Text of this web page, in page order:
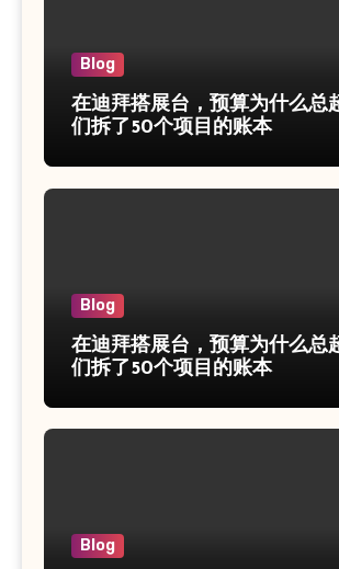
Blog
在迪拜搭展台，预算为什么总
们拆了50个项目的账本
Blog
在迪拜搭展台，预算为什么总
们拆了50个项目的账本
Blog